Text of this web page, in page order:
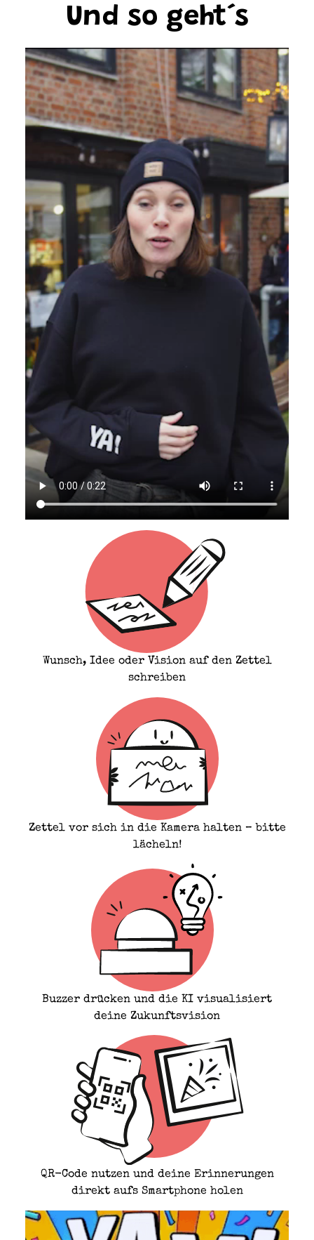
Und so geht´s
Wunsch, Idee oder Vision auf den Zettel
schreiben
Zettel vor sich in die Kamera halten – bitte
lächeln!
Buzzer drücken und die KI visualisiert
deine Zukunftsvision
QR-Code nutzen und deine Erinnerungen
direkt aufs Smartphone holen